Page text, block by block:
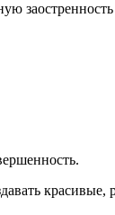
заостренность